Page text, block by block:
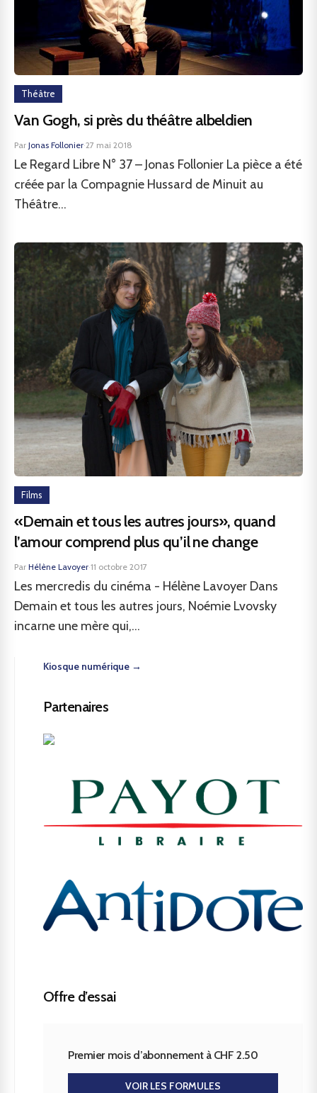
Théâtre
Van Gogh, si près du théâtre albeldien
Par Jonas Follonier·27 mai 2018
Le Regard Libre N° 37 – Jonas Follonier La pièce a été
créée par la Compagnie Hussard de Minuit au
Théâtre...
Films
«Demain et tous les autres jours», quand
l’amour comprend plus qu’il ne change
Par Hélène Lavoyer·11 octobre 2017
Les mercredis du cinéma - Hélène Lavoyer Dans
Demain et tous les autres jours, Noémie Lvovsky
incarne une mère qui,...
Kiosque numérique →
Partenaires
Offre d’essai
Premier mois d’abonnement à CHF 2.50
VOIR LES FORMULES